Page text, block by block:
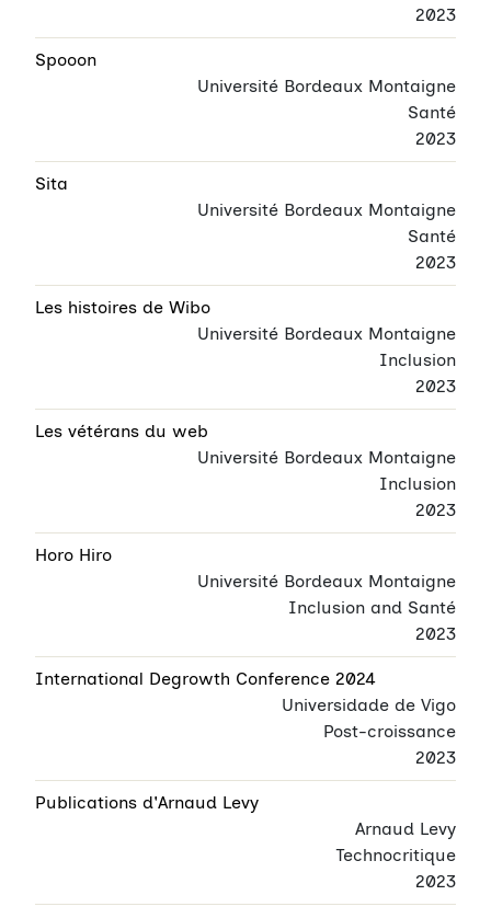
2023
Spooon
Université Bordeaux Montaigne
Santé
2023
Sita
Université Bordeaux Montaigne
Santé
2023
Les histoires de Wibo
Université Bordeaux Montaigne
Inclusion
2023
Les vétérans du web
Université Bordeaux Montaigne
Inclusion
2023
Horo Hiro
Université Bordeaux Montaigne
Inclusion and Santé
2023
International Degrowth Conference 2024
Universidade de Vigo
Post-croissance
2023
Publications d'Arnaud Levy
Arnaud Levy
Technocritique
2023